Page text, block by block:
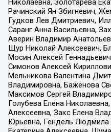
Николаевна, Золотарева
Рачинский Ян Збигневич,
Гудков Лев Дмитриевич,
Саранг Анна Васильевна,
Аверин Владимир
Щур Николай Алексеевич,
Мосин Алексей
Симонов Алексей
Мельникова Валентина
Владимировна, Баженова
Максимов Сергей
Голубева Елена
Алексеевна, Закс Елена
Юрьевна, Гендель Людмила